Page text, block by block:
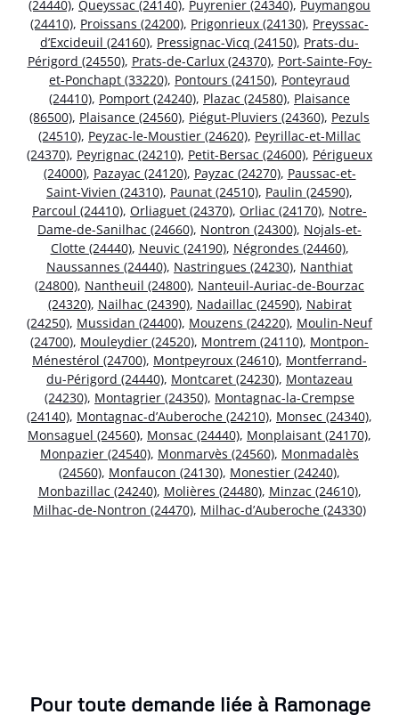
(24440), Queyssac (24140), Puyrenier (24340), Puymangou
(24410), Proissans (24200), Prigonrieux (24130), Preyssac-
d’Excideuil (24160), Pressignac-Vicq (24150), Prats-du-
Périgord (24550), Prats-de-Carlux (24370), Port-Sainte-Foy-
et-Ponchapt (33220), Pontours (24150), Ponteyraud
(24410), Pomport (24240), Plazac (24580), Plaisance
(86500), Plaisance (24560), Piégut-Pluviers (24360), Pezuls
(24510), Peyzac-le-Moustier (24620), Peyrillac-et-Millac
(24370), Peyrignac (24210), Petit-Bersac (24600), Périgueux
(24000), Pazayac (24120), Payzac (24270), Paussac-et-
Saint-Vivien (24310), Paunat (24510), Paulin (24590),
Parcoul (24410), Orliaguet (24370), Orliac (24170), Notre-
Dame-de-Sanilhac (24660), Nontron (24300), Nojals-et-
Clotte (24440), Neuvic (24190), Négrondes (24460),
Naussannes (24440), Nastringues (24230), Nanthiat
(24800), Nantheuil (24800), Nanteuil-Auriac-de-Bourzac
(24320), Nailhac (24390), Nadaillac (24590), Nabirat
(24250), Mussidan (24400), Mouzens (24220), Moulin-Neuf
(24700), Mouleydier (24520), Montrem (24110), Montpon-
Ménestérol (24700), Montpeyroux (24610), Montferrand-
du-Périgord (24440), Montcaret (24230), Montazeau
(24230), Montagrier (24350), Montagnac-la-Crempse
(24140), Montagnac-d’Auberoche (24210), Monsec (24340),
Monsaguel (24560), Monsac (24440), Monplaisant (24170),
Monpazier (24540), Monmarvès (24560), Monmadalès
(24560), Monfaucon (24130), Monestier (24240),
Monbazillac (24240), Molières (24480), Minzac (24610),
Milhac-de-Nontron (24470), Milhac-d’Auberoche (24330)
Pour toute demande liée à Ramonage